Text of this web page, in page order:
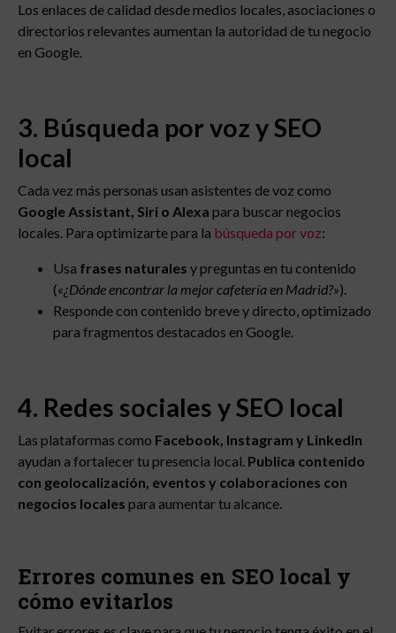
Los enlaces de calidad desde medios locales, asociaciones o
directorios relevantes aumentan la autoridad de tu negocio
en Google.
3. Búsqueda por voz y SEO
local
Cada vez más personas usan asistentes de voz como
Google Assistant, Siri o Alexa para buscar negocios
locales. Para optimizarte para la búsqueda por voz:
Usa frases naturales y preguntas en tu contenido
(«¿Dónde encontrar la mejor cafetería en Madrid?»).
Responde con contenido breve y directo, optimizado
para fragmentos destacados en Google.
4. Redes sociales y SEO local
Las plataformas como Facebook, Instagram y LinkedIn
ayudan a fortalecer tu presencia local. Publica contenido
con geolocalización, eventos y colaboraciones con
negocios locales para aumentar tu alcance.
Errores comunes en SEO local y
cómo evitarlos